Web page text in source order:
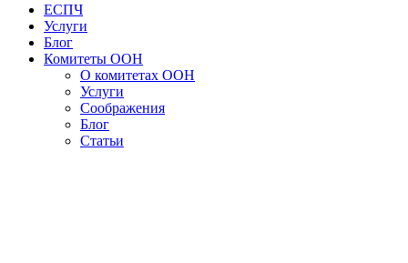
ЕСПЧ
Услуги
Блог
Комитеты ООН
О комитетах ООН
Услуги
Соображения
Блог
Статьи